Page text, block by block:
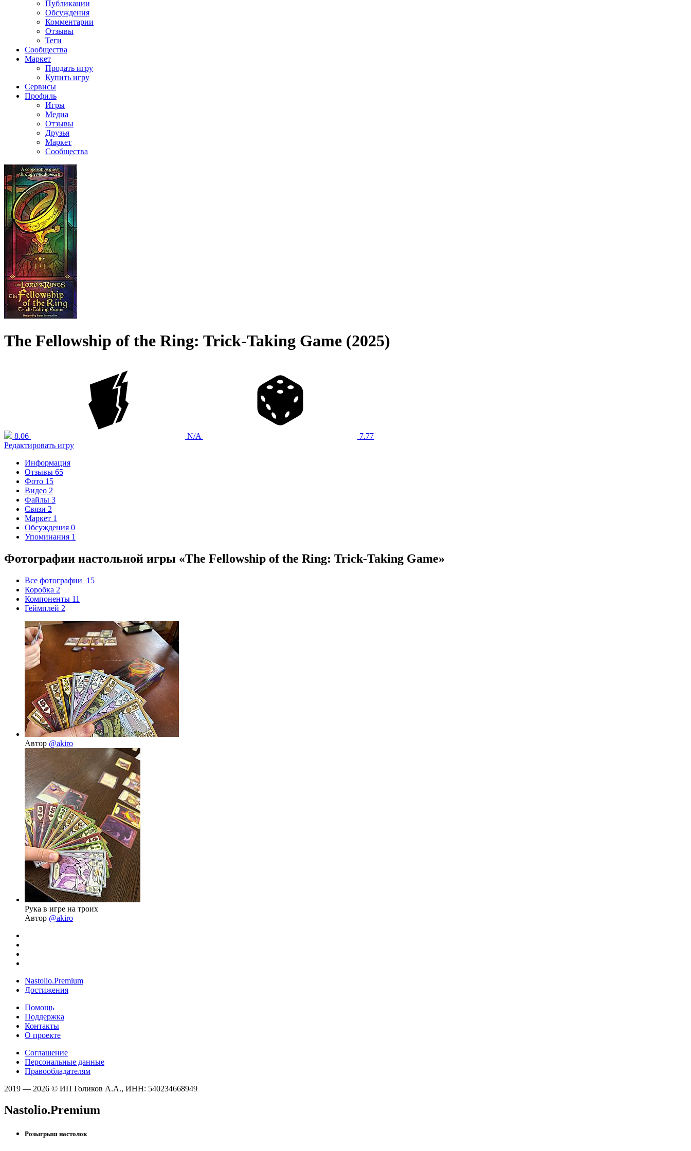
Публикации
Обсуждения
Комментарии
Отзывы
Теги
Сообщества
Маркет
Продать игру
Купить игру
Сервисы
Профиль
Игры
Медиа
Отзывы
Друзья
Маркет
Сообщества
The Fellowship of the Ring: Trick-Taking Game (2025)
8.06 N/A
7.77
Редактировать игру
Информация
Отзывы 65
Фото 15
Видео 2
Файлы 3
Связи 2
Маркет 1
Обсуждения 0
Упоминания 1
Фотографии настольной игры «The Fellowship of the Ring: Trick-Taking Game»
Все фотографии 15
Коробка 2
Компоненты 11
Геймплей 2
Автор @akiro
Рука в игре на троих
Автор @akiro
Nastolio.Premium
Достижения
Помощь
Поддержка
Контакты
О проекте
Соглашение
Персональные данные
Правообладателям
2019 — 2026 © ИП Голиков А.А., ИНН: 540234668949
Nastolio.Premium
Розыгрыш настолок